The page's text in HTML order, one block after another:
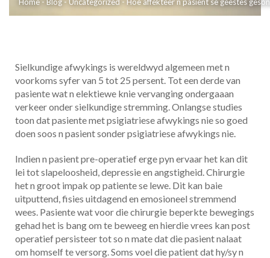
Sielkundige afwykings is wereldwyd algemeen met n
voorkoms syfer van 5 tot 25 persent. Tot een derde van
pasiente wat n elektiewe knie vervanging ondergaaan
verkeer onder sielkundige stremming. Onlangse studies
toon dat pasiente met psigiatriese afwykings nie so goed
doen soos n pasient sonder psigiatriese afwykings nie.
Indien n pasient pre-operatief erge pyn ervaar het kan dit
lei tot slapeloosheid, depressie en angstigheid. Chirurgie
het n groot impak op patiente se lewe. Dit kan baie
uitputtend, fisies uitdagend en emosioneel stremmend
wees. Pasiente wat voor die chirurgie beperkte bewegings
gehad het is bang om te beweeg en hierdie vrees kan post
operatief persisteer tot so n mate dat die pasient nalaat
om homself te versorg. Soms voel die patient dat hy/sy n